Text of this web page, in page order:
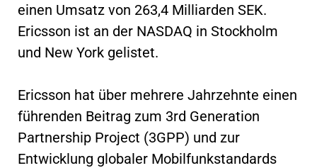
einen Umsatz von 263,4 Milliarden SEK.
Ericsson ist an der NASDAQ in Stockholm
und New York gelistet.
Ericsson hat über mehrere Jahrzehnte einen
führenden Beitrag zum 3rd Generation
Partnership Project (3GPP) und zur
Entwicklung globaler Mobilfunkstandards